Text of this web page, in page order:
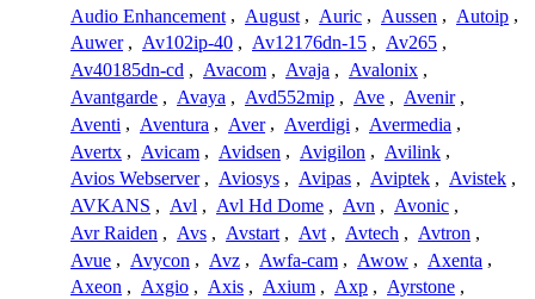
Audio Enhancement , August , Auric , Aussen , Autoip ,
Auwer , Av102ip-40 , Av12176dn-15 , Av265 ,
Av40185dn-cd , Avacom , Avaja , Avalonix ,
Avantgarde , Avaya , Avd552mip , Ave , Avenir ,
Aventi , Aventura , Aver , Averdigi , Avermedia ,
Avertx , Avicam , Avidsen , Avigilon , Avilink ,
Avios Webserver , Aviosys , Avipas , Aviptek , Avistek ,
AVKANS , Avl , Avl Hd Dome , Avn , Avonic ,
Avr Raiden , Avs , Avstart , Avt , Avtech , Avtron ,
Avue , Avycon , Avz , Awfa-cam , Awow , Axenta ,
Axeon , Axgio , Axis , Axium , Axp , Ayrstone ,